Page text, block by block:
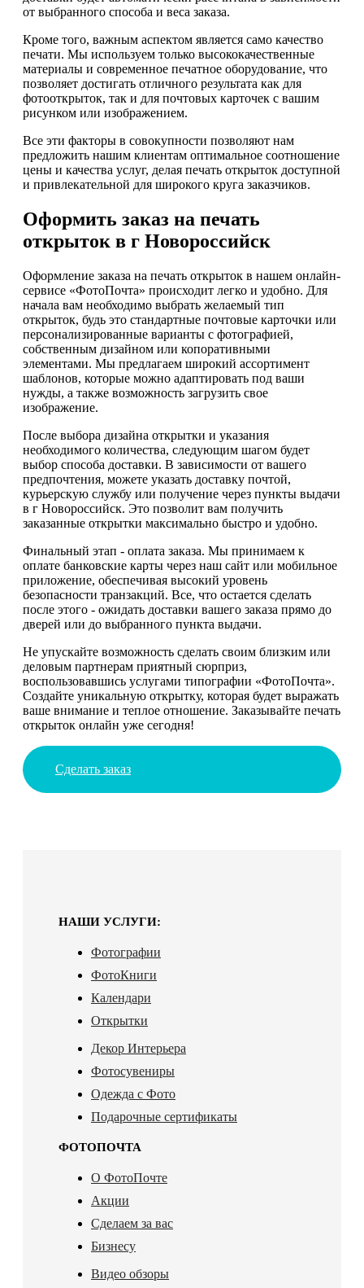
от выбранного способа и веса заказа.
Кроме того, важным аспектом является само качество
печати. Мы используем только высококачественные
материалы и современное печатное оборудование, что
позволяет достигать отличного результата как для
фотооткрыток, так и для почтовых карточек с вашим
рисунком или изображением.
Все эти факторы в совокупности позволяют нам
предложить нашим клиентам оптимальное соотношение
цены и качества услуг, делая печать открыток доступной
и привлекательной для широкого круга заказчиков.
Оформить заказ на печать
открыток в г Новороссийск
Оформление заказа на печать открыток в нашем онлайн-
сервисе «ФотоПочта» происходит легко и удобно. Для
начала вам необходимо выбрать желаемый тип
открыток, будь это стандартные почтовые карточки или
персонализированные варианты с фотографией,
собственным дизайном или копоративными
элементами. Мы предлагаем широкий ассортимент
шаблонов, которые можно адаптировать под ваши
нужды, а также возможность загрузить свое
изображение.
После выбора дизайна открытки и указания
необходимого количества, следующим шагом будет
выбор способа доставки. В зависимости от вашего
предпочтения, можете указать доставку почтой,
курьерскую службу или получение через пункты выдачи
в г Новороссийск. Это позволит вам получить
заказанные открытки максимально быстро и удобно.
Финальный этап - оплата заказа. Мы принимаем к
оплате банковские карты через наш сайт или мобильное
приложение, обеспечивая высокий уровень
безопасности транзакций. Все, что остается сделать
после этого - ожидать доставки вашего заказа прямо до
дверей или до выбранного пункта выдачи.
Не упускайте возможность сделать своим близким или
деловым партнерам приятный сюрприз,
воспользовавшись услугами типографии «ФотоПочта».
Создайте уникальную открытку, которая будет выражать
ваше внимание и теплое отношение. Заказывайте печать
открыток онлайн уже сегодня!
Сделать заказ
НАШИ УСЛУГИ:
Фотографии
ФотоКниги
Календари
Открытки
Декор Интерьера
Фотосувениры
Одежда с Фото
Подарочные сертификаты
ФОТОПОЧТА
О ФотоПочте
Акции
Сделаем за вас
Бизнесу
Видео обзоры